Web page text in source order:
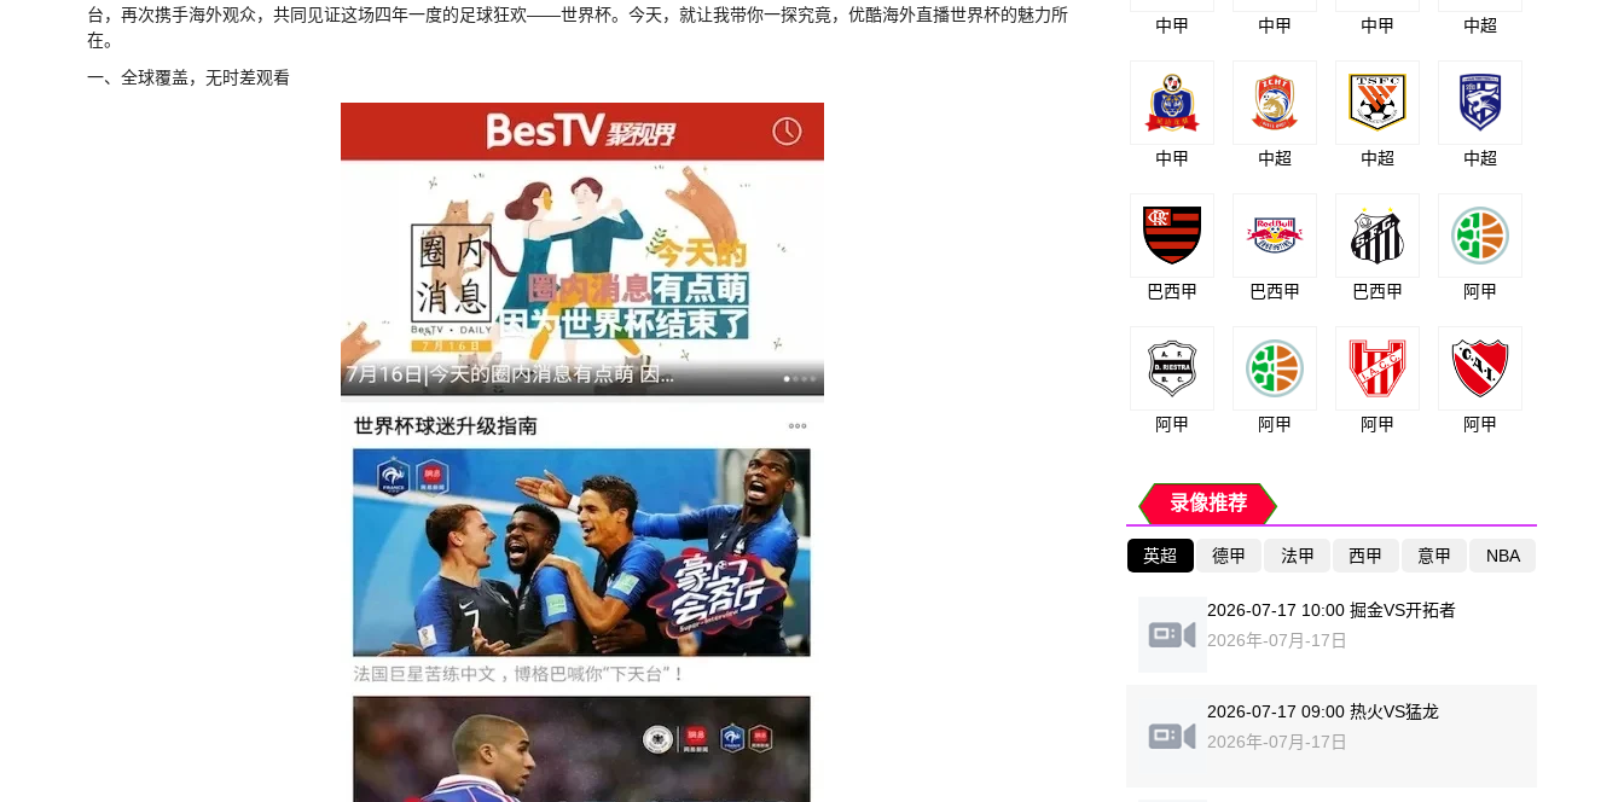
台，再次携手海外观众，共同见证这场四年一度的足球狂欢——世界杯。今天，就让我带你一探究竟，优酷海外直播世界杯的魅力所
在。
一、全球覆盖，无时差观看
中甲 中甲 中甲 中超
中甲 中超 中超 中超
巴西甲 巴西甲 巴西甲 阿甲
阿甲 阿甲 阿甲 阿甲
录像推荐
英超 德甲 法甲 西甲 意甲 NBA
2026-07-17 10:00 掘金VS开拓者
2026年-07月-17日
2026-07-17 09:00 热火VS猛龙
2026年-07月-17日